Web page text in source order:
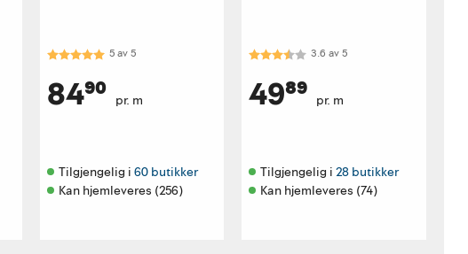
Karakter:5.0 av 5 mulige
5av5
84⁹⁰ pr. m
Tilgjengelig i 60 butikker
Kan hjemleveres (256)
Karakter:3.6 av 5 mulige
3.6 av5
49⁸⁹ pr. m
Tilgjengelig i 28 butikker
Kan hjemleveres (74)